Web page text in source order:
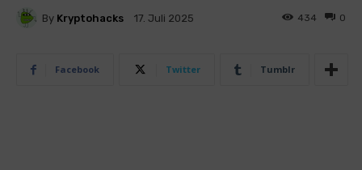
By Kryptohacks 17. Juli 2025 0
434
Facebook Twitter Tumblr